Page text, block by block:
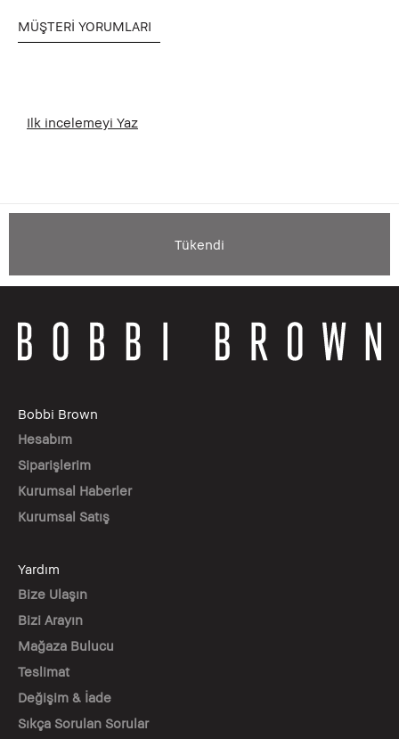
MÜŞTERI YORUMLARI
Ilk incelemeyi Yaz
Tükendi
Bobbi Brown
Hesabım
Siparişlerim
Kurumsal Haberler
Kurumsal Satış
Yardım
Bize Ulaşın
Bizi Arayın
Mağaza Bulucu
Teslimat
Değişim & İade
Sıkça Sorulan Sorular